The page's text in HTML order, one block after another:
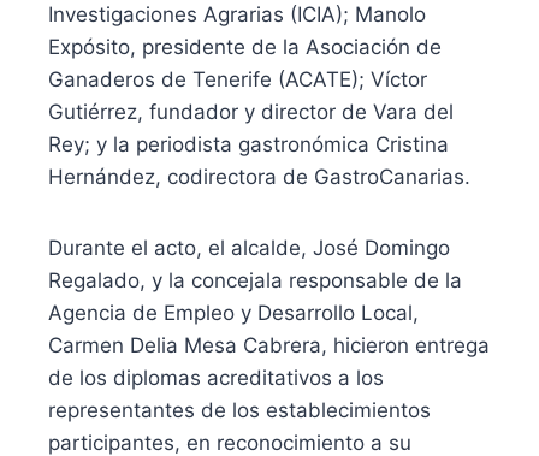
Investigaciones Agrarias (ICIA); Manolo
Expósito, presidente de la Asociación de
Ganaderos de Tenerife (ACATE); Víctor
Gutiérrez, fundador y director de Vara del
Rey; y la periodista gastronómica Cristina
Hernández, codirectora de GastroCanarias.
Durante el acto, el alcalde, José Domingo
Regalado, y la concejala responsable de la
Agencia de Empleo y Desarrollo Local,
Carmen Delia Mesa Cabrera, hicieron entrega
de los diplomas acreditativos a los
representantes de los establecimientos
participantes, en reconocimiento a su